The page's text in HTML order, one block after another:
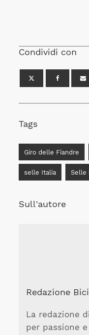
Condividi con
Tags
Giro delle Fiandre
selle Italia Selle
Sull'autore
Redazione
La redazione
per passione